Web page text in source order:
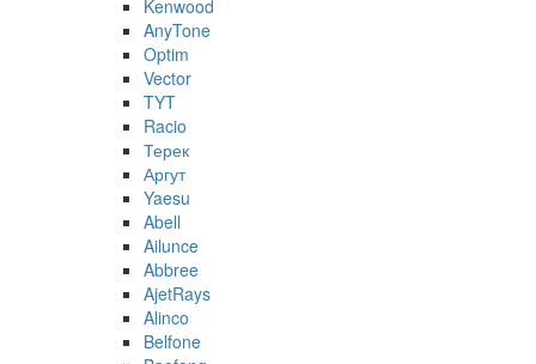
Kenwood
AnyTone
Optim
Vector
TYT
Racio
Терек
Аргут
Yaesu
Abell
Ailunce
Abbree
AjetRays
Alinco
Belfone